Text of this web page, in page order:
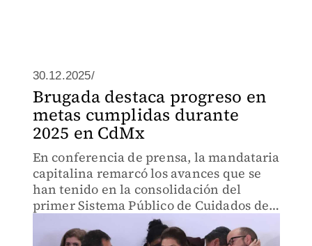
30.12.2025/
Brugada destaca progreso en
metas cumplidas durante
2025 en CdMx
En conferencia de prensa, la mandataria
capitalina remarcó los avances que se
han tenido en la consolidación del
primer Sistema Público de Cuidados de
la Ciudad de México.